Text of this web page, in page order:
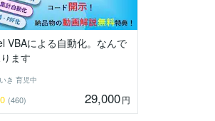
VBAによる自動化。なんで
ます
いき 育児中
(460) 29,000円